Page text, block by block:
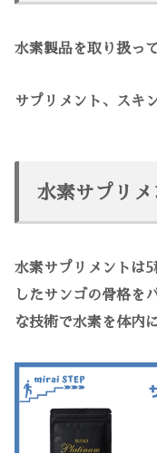
水素製品を取り扱っ
サプリメント、スキ
水素サプリメ
水素サプリメントは
したサンゴの骨格を
な技術で水素を体内